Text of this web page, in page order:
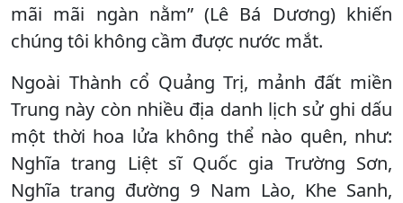
mãi mãi ngàn nằm” (Lê Bá Dương) khiến
chúng tôi không cầm được nước mắt.
Ngoài Thành cổ Quảng Trị, mảnh đất miền
Trung này còn nhiều địa danh lịch sử ghi dấu
một thời hoa lửa không thể nào quên, như:
Nghĩa trang Liệt sĩ Quốc gia Trường Sơn,
Nghĩa trang đường 9 Nam Lào, Khe Sanh,